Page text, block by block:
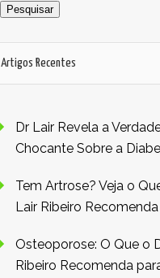
Artigos Recentes
Dr Lair Revela a
Chocante Sobre a
Tem Artrose? Veja o
Lair Ribeiro Recomenda
Osteoporose: O Que o
Ribeiro Recomenda